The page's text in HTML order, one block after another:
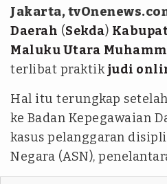
Jakarta,
Daerah (Sekda)
Maluku Utara
terlibat praktikjudi
Hal itu terungkap
ke Badan Kepegawaian
kasus pelanggaran
Negara (ASN),